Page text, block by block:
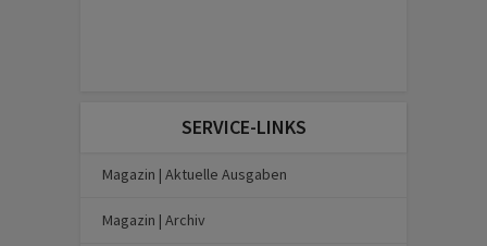
SERVICE-LINKS
Magazin | Aktuelle Ausgaben
Magazin | Archiv